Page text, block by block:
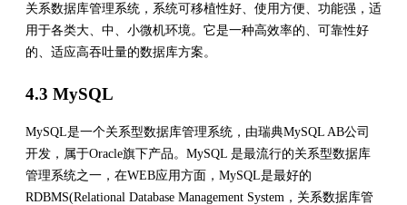
关系数据库管理系统，系统可移植性好、使用方便、功能强，适
用于各类大、中、小微机环境。它是一种高效率的、可靠性好
的、适应高吞吐量的数据库方案。
4.3 MySQL
MySQL是一个关系型数据库管理系统，由瑞典MySQL AB公司
开发，属于Oracle旗下产品。MySQL 是最流行的关系型数据库
管理系统之一，在WEB应用方面，MySQL是最好的
RDBMS(Relational Database Management System，关系数据库管